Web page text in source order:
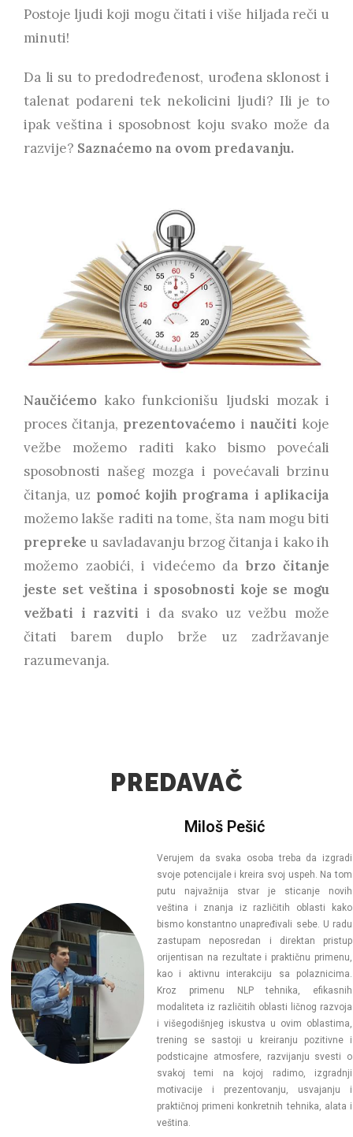
Postoje ljudi koji mogu čitati i više hiljada reči u
minuti!
Da li su to predodređenost, urođena sklonost i
talenat podareni tek nekolicini ljudi? Ili je to
ipak veština i sposobnost koju svako može da
razvije? Saznaćemo na ovom predavanju.
Naučićemo kako funkcionišu ljudski mozak i
proces čitanja, prezentovaćemo i naučiti koje
vežbe možemo raditi kako bismo povećali
sposobnosti našeg mozga i povećavali brzinu
čitanja, uz pomoć kojih programa i aplikacija
možemo lakše raditi na tome, šta nam mogu biti
prepreke u savladavanju brzog čitanja i kako ih
možemo zaobići, i videćemo da brzo čitanje
jeste set veština i sposobnosti koje se mogu
vežbati i razviti i da svako uz vežbu može
čitati barem duplo brže uz zadržavanje
razumevanja.
PREDAVAČ
Miloš Pešić
Verujem da svaka osoba treba da izgradi
svoje potencijale i kreira svoj uspeh. Na tom
putu najvažnija stvar je sticanje novih
veština i znanja iz različitih oblasti kako
bismo konstantno unapređivali sebe. U radu
zastupam neposredan i direktan pristup
orijentisan na rezultate i praktičnu primenu,
kao i aktivnu interakciju sa polaznicima.
Kroz primenu NLP tehnika, efikasnih
modaliteta iz različitih oblasti ličnog razvoja
i višegodišnjeg iskustva u ovim oblastima,
trening se sastoji u kreiranju pozitivne i
podsticajne atmosfere, razvijanju svesti o
svakoj temi na kojoj radimo, izgradnji
motivacije i prezentovanju, usvajanju i
praktičnoj primeni konkretnih tehnika, alata i
veština.